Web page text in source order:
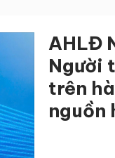
AHLĐ
Người
trên
nguồn